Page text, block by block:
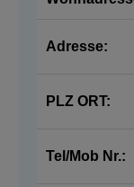
Adresse:
PLZ ORT:
Tel/Mob Nr.: